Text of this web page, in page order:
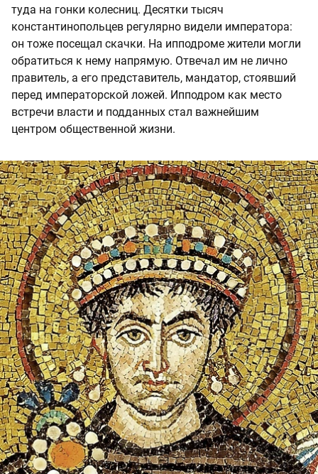
туда на гонки колесниц. Десятки тысяч
константинопольцев регулярно видели императора:
он тоже посещал скачки. На ипподроме жители могли
обратиться к нему напрямую. Отвечал им не лично
правитель, а его представитель, мандатор, стоявший
перед императорской ложей. Ипподром как место
встречи власти и подданных стал важнейшим
центром общественной жизни.